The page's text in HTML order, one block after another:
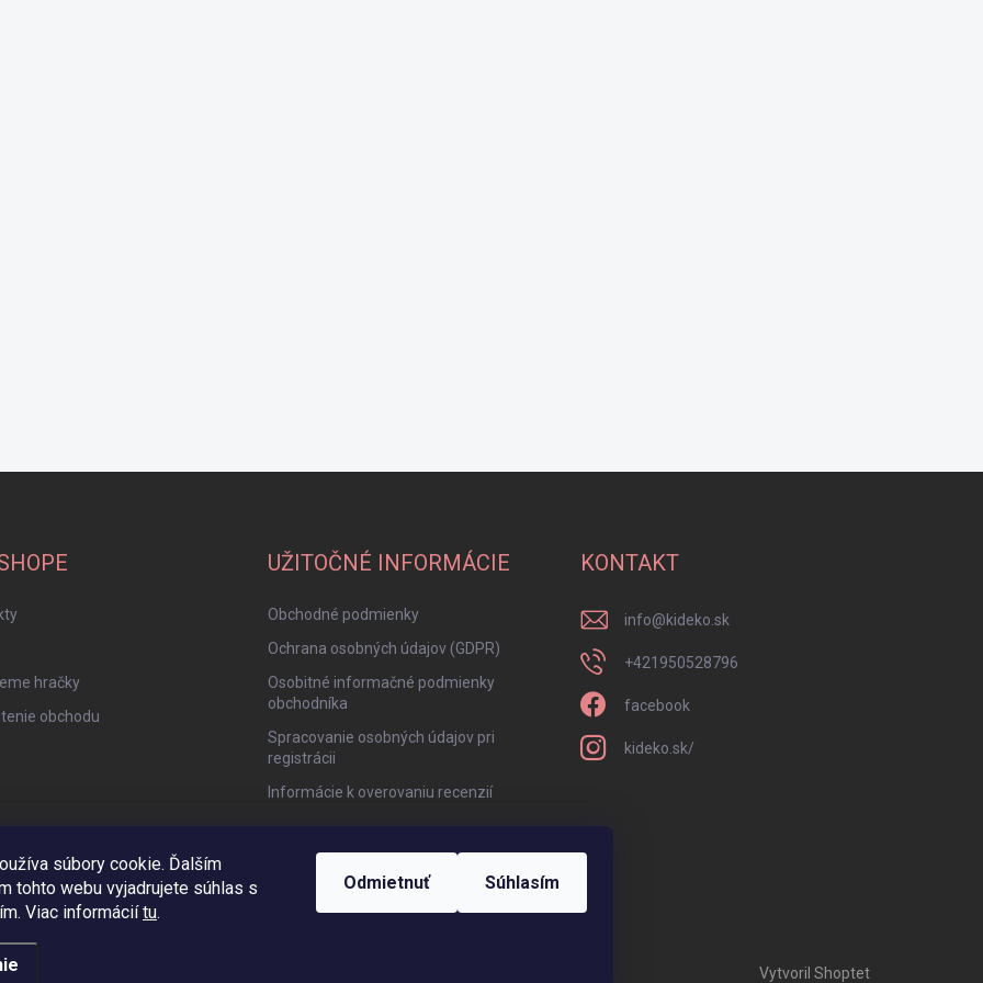
súbory cookie. Ďalším
tohto webu vyjadrujete súhlas s
Viac informáciítu.
Odmietnuť Súhlasím
hračky
obchodu
UŽITOČNÉ INFORMÁCIE
Obchodné podmienky
Ochrana osobných údajov (GDPR)
Osobitné informačné podmienky
obchodníka
Spracovanie osobných údajov pri
registrácii
Informácie k overovaniu recenzií
KONTAKT
info@kideko.sk
+421950528796
facebook
kideko.sk/
Vytvoril Shoptet